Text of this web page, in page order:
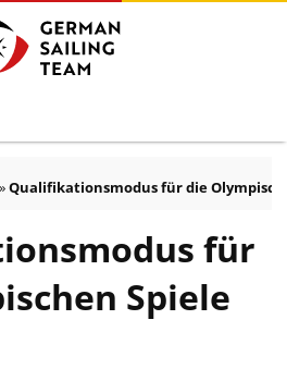
»Qualifikationsmodus für die
für
Spiele